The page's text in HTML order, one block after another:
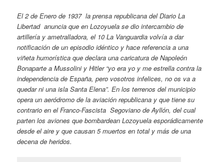
El 2 de Enero de 1937 la prensa republicana del Diario La
Libertad anuncia que en Lozoyuela se dio intercambio de
artillería y ametralladora, el 10 La Vanguardia volvía a dar
notificación de un episodio idéntico y hace referencia a una
viñeta humorística que declara una caricatura de Napoleón
Bonaparte a Mussolini y Hitler “yo era yo y me estrella contra la
independencia de España, pero vosotros infelices, no os va a
quedar ni una isla Santa Elena”. En los terrenos del municipio
opera un aeródromo de la aviación republicana y que tiene su
contrario en el Franco-Fascista Segoviano de Ayllón, del cual
parten los aviones que bombardean Lozoyuela esporádicamente
desde el aire y que causan 5 muertos en total y más de una
decena de heridos.